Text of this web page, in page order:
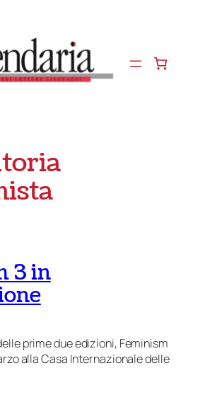
3 in
prime due edizioni, Feminism
alla Casa Internazionale delle